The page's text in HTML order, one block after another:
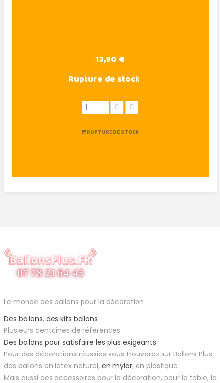
13,90 €
Rupture de stock
RUPTURE DE STOCK
Le monde des ballons pour la décoration
Des ballons, des kits ballons
Plusieurs centaines de références
Des ballons pour satisfaire les plus exigeants
Pour des décorations réussies vous trouverez sur Ballons Plus
des ballons en latex naturel, en mylar, en plastique
Mais aussi des accessoires pour la décoration, pour la table, la